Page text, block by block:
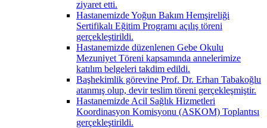
ziyaret etti.
Hastanemizde Yoğun Bakım Hemşireliği
Sertifikalı Eğitim Programı açılış töreni
gerçekleştirildi.
Hastanemizde düzenlenen Gebe Okulu
Mezuniyet Töreni kapsamında annelerimize
katılım belgeleri takdim edildi.
Başhekimlik görevine Prof. Dr. Erhan Tabakoğlu
atanmış olup, devir teslim töreni gerçekleşmiştir.
Hastanemizde Acil Sağlık Hizmetleri
Koordinasyon Komisyonu (ASKOM) Toplantısı
gerçekleştirildi.